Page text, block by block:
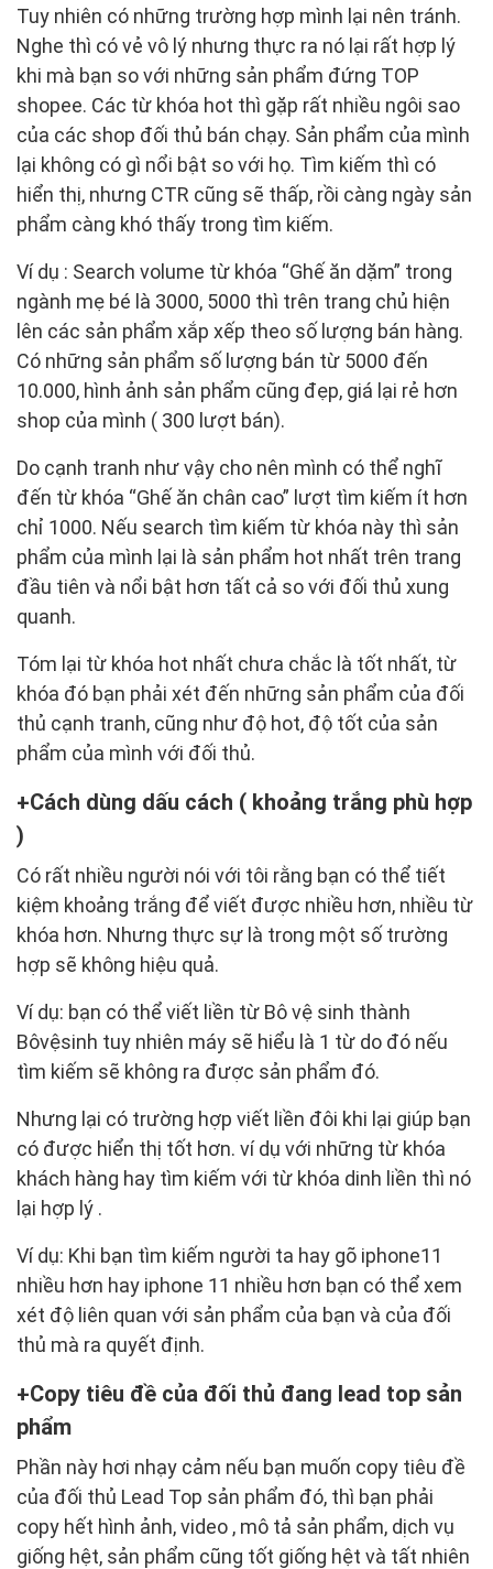
Tuy nhiên có những trường hợp mình lại nên tránh.
Nghe thì có vẻ vô lý nhưng thực ra nó lại rất hợp lý
khi mà bạn so với những sản phẩm đứng TOP
shopee. Các từ khóa hot thì gặp rất nhiều ngôi sao
của các shop đối thủ bán chạy. Sản phẩm của mình
lại không có gì nổi bật so với họ. Tìm kiếm thì có
hiển thị, nhưng CTR cũng sẽ thấp, rồi càng ngày sản
phẩm càng khó thấy trong tìm kiếm.
Ví dụ : Search volume từ khóa “Ghế ăn dặm” trong
ngành mẹ bé là 3000, 5000 thì trên trang chủ hiện
lên các sản phẩm xắp xếp theo số lượng bán hàng.
Có những sản phẩm số lượng bán từ 5000 đến
10.000, hình ảnh sản phẩm cũng đẹp, giá lại rẻ hơn
shop của mình ( 300 lượt bán).
Do cạnh tranh như vậy cho nên mình có thể nghĩ
đến từ khóa “Ghế ăn chân cao” lượt tìm kiếm ít hơn
chỉ 1000. Nếu search tìm kiếm từ khóa này thì sản
phẩm của mình lại là sản phẩm hot nhất trên trang
đầu tiên và nổi bật hơn tất cả so với đối thủ xung
quanh.
Tóm lại từ khóa hot nhất chưa chắc là tốt nhất, từ
khóa đó bạn phải xét đến những sản phẩm của đối
thủ cạnh tranh, cũng như độ hot, độ tốt của sản
phẩm của mình với đối thủ.
Cách dùng dấu cách ( khoảng trắng phù hợp
)
Có rất nhiều người nói với tôi rằng bạn có thể tiết
kiệm khoảng trắng để viết được nhiều hơn, nhiều từ
khóa hơn. Nhưng thực sự là trong một số trường
hợp sẽ không hiệu quả.
Ví dụ: bạn có thể viết liền từ Bô vệ sinh thành
Bôvệsinh tuy nhiên máy sẽ hiểu là 1 từ do đó nếu
tìm kiếm sẽ không ra được sản phẩm đó.
Nhưng lại có trường hợp viết liền đôi khi lại giúp bạn
có được hiển thị tốt hơn. ví dụ với những từ khóa
khách hàng hay tìm kiếm với từ khóa dinh liền thì nó
lại hợp lý .
Ví dụ: Khi bạn tìm kiếm người ta hay gõ iphone11
nhiều hơn hay iphone 11 nhiều hơn bạn có thể xem
xét độ liên quan với sản phẩm của bạn và của đối
thủ mà ra quyết định.
Copy tiêu đề của đối thủ đang lead top sản
phẩm
Phần này hơi nhạy cảm nếu bạn muốn copy tiêu đề
của đối thủ Lead Top sản phẩm đó, thì bạn phải
copy hết hình ảnh, video , mô tả sản phẩm, dịch vụ
giống hệt, sản phẩm cũng tốt giống hệt và tất nhiên